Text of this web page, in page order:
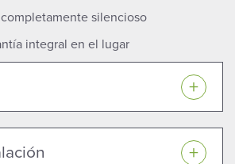
silencioso
integral en el lugar